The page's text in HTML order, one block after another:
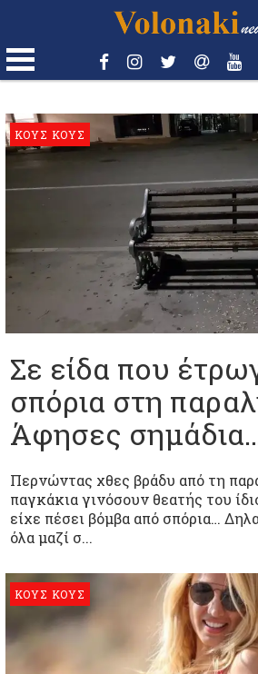
ΚΟΥΣ ΚΟΥΣ
Σε είδα που
σπόρια στη
Άφησες
Περνώντας χθες βράδυ από τη
παγκάκια γινόσουν θεατής του
είχε πέσει βόμβα από σπόρια…
όλα μαζί σ...
ΚΟΥΣ ΚΟΥΣ